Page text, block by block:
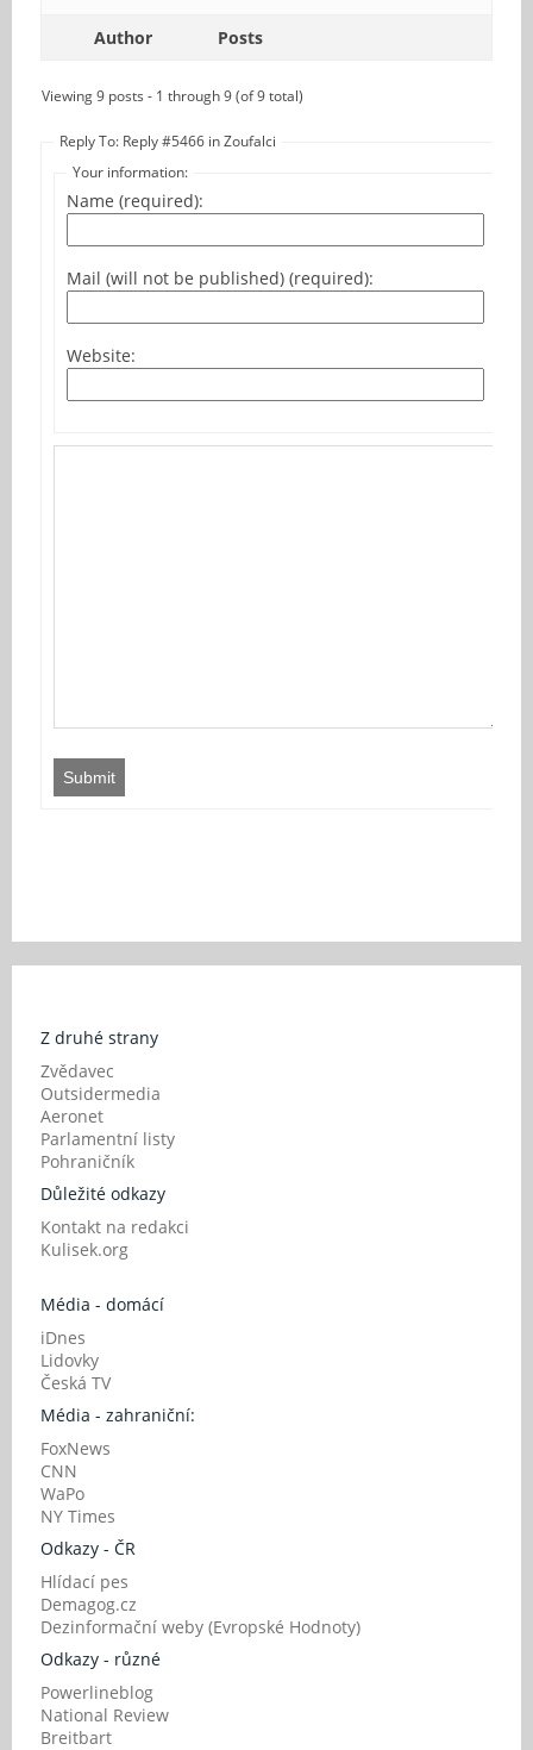
Author Posts
Viewing 9 posts - 1 through 9 (of 9 total)
Reply To: Reply #5466 in Zoufalci
Your information:
Name (required):
Mail (will not be published) (required):
Website:
Submit
Z druhé strany
Zvědavec
Outsidermedia
Aeronet
Parlamentní listy
Pohraničník
Důležité odkazy
Kontakt na redakci
Kulisek.org
Média - domácí
iDnes
Lidovky
Česká TV
Média - zahraniční:
FoxNews
CNN
WaPo
NY Times
Odkazy - ČR
Hlídací pes
Demagog.cz
Dezinformační weby (Evropské Hodnoty)
Odkazy - různé
Powerlineblog
National Review
Breitbart